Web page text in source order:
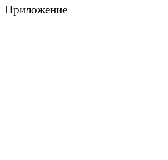
Приложение